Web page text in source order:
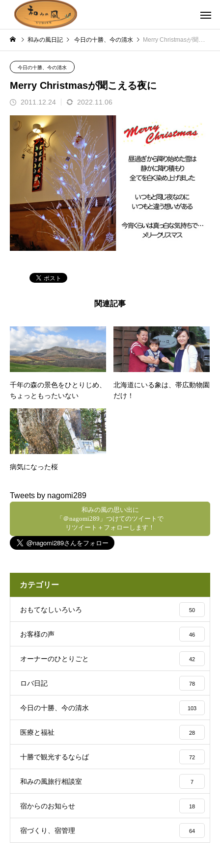
和みの風日記 今日の十勝、今の清水 Merry Christmasが聞こえる夜に
今日の十勝、今の清水
Merry Christmasが聞こえる夜に
2011.12.24 2022.11.06
関連記事
千年の森の景色をひとりじめ、
ちょっともったいない
北海道にいる象は、帯広動物園
だけ！
病気になった桜
Tweets by nagomi289
和みの風の思い出に
「＠nagomi289」つけてのツイートで
リツイート＋フォローします！
カテゴリー
おもてなしいろいろ 50
お客様の声 46
オーナーのひとりごと 42
ロバ日記 78
今日の十勝、今の清水 103
医療と福祉 28
十勝で観光するならば 72
和みの風旅行相談室 7
宿からのお知らせ 18
宿づくり、宿管理 64